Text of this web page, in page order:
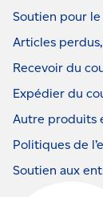
Soutien pour le
Articles
Recevoir du
Expédier du
Autre produits
Politiques de
Soutien aux